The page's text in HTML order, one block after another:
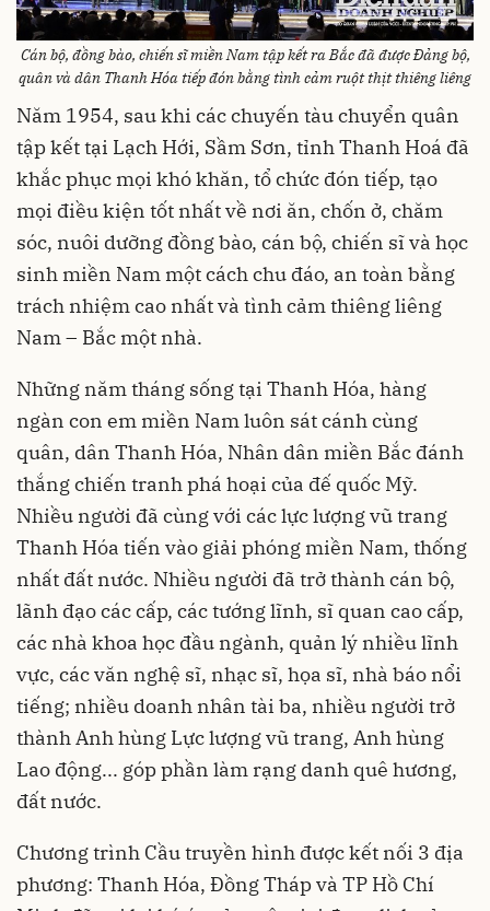
Cán bộ, đồng bào, chiến sĩ miền Nam tập kết ra Bắc đã được Đảng bộ,
quân và dân Thanh Hóa tiếp đón bằng tình cảm ruột thịt thiêng liêng
Năm 1954, sau khi các chuyến tàu chuyển quân
tập kết tại Lạch Hới, Sầm Sơn, tỉnh Thanh Hoá đã
khắc phục mọi khó khăn, tổ chức đón tiếp, tạo
mọi điều kiện tốt nhất về nơi ăn, chốn ở, chăm
sóc, nuôi dưỡng đồng bào, cán bộ, chiến sĩ và học
sinh miền Nam một cách chu đáo, an toàn bằng
trách nhiệm cao nhất và tình cảm thiêng liêng
Nam – Bắc một nhà.
Những năm tháng sống tại Thanh Hóa, hàng
ngàn con em miền Nam luôn sát cánh cùng
quân, dân Thanh Hóa, Nhân dân miền Bắc đánh
thắng chiến tranh phá hoại của đế quốc Mỹ.
Nhiều người đã cùng với các lực lượng vũ trang
Thanh Hóa tiến vào giải phóng miền Nam, thống
nhất đất nước. Nhiều người đã trở thành cán bộ,
lãnh đạo các cấp, các tướng lĩnh, sĩ quan cao cấp,
các nhà khoa học đầu ngành, quản lý nhiều lĩnh
vực, các văn nghệ sĩ, nhạc sĩ, họa sĩ, nhà báo nổi
tiếng; nhiều doanh nhân tài ba, nhiều người trở
thành Anh hùng Lực lượng vũ trang, Anh hùng
Lao động... góp phần làm rạng danh quê hương,
đất nước.
Chương trình Cầu truyền hình được kết nối 3 địa
phương: Thanh Hóa, Đồng Tháp và TP Hồ Chí